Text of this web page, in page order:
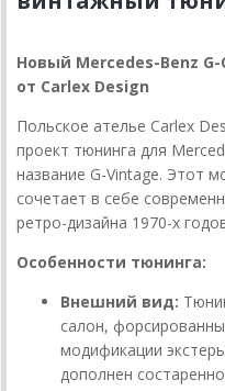
Новый Mercedes-Benz
от Carlex Design
Польское ателье Carlex
проект тюнинга для
название G-Vintage. Этот
сочетает в себе
ретро-дизайна 1970-х
Особенности тюнинга:
Внешний вид:
салон,
модификации
дополнен